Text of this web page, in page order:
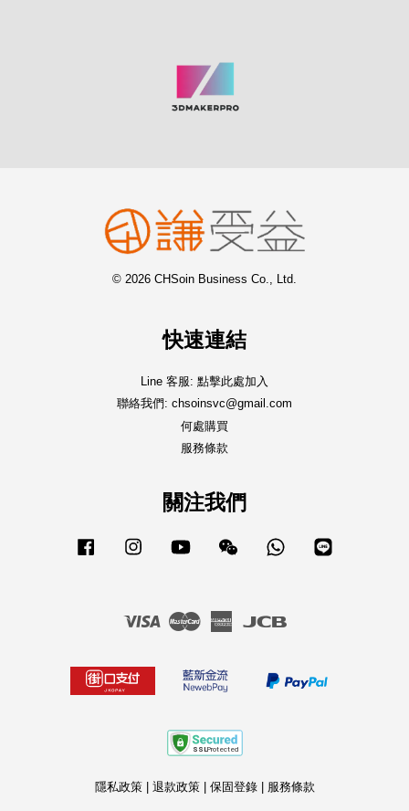
© 2026 CHSoin Business Co., Ltd.
快速連結
Line 客服: 點擊此處加入
聯絡我們: chsoinsvc@gmail.com
何處購買
服務條款
關注我們
Facebook Instagram YouTube Wechat Whatsapp
Visa Master
American
隱私政策| 退款政策| 保固登錄| 服務條款